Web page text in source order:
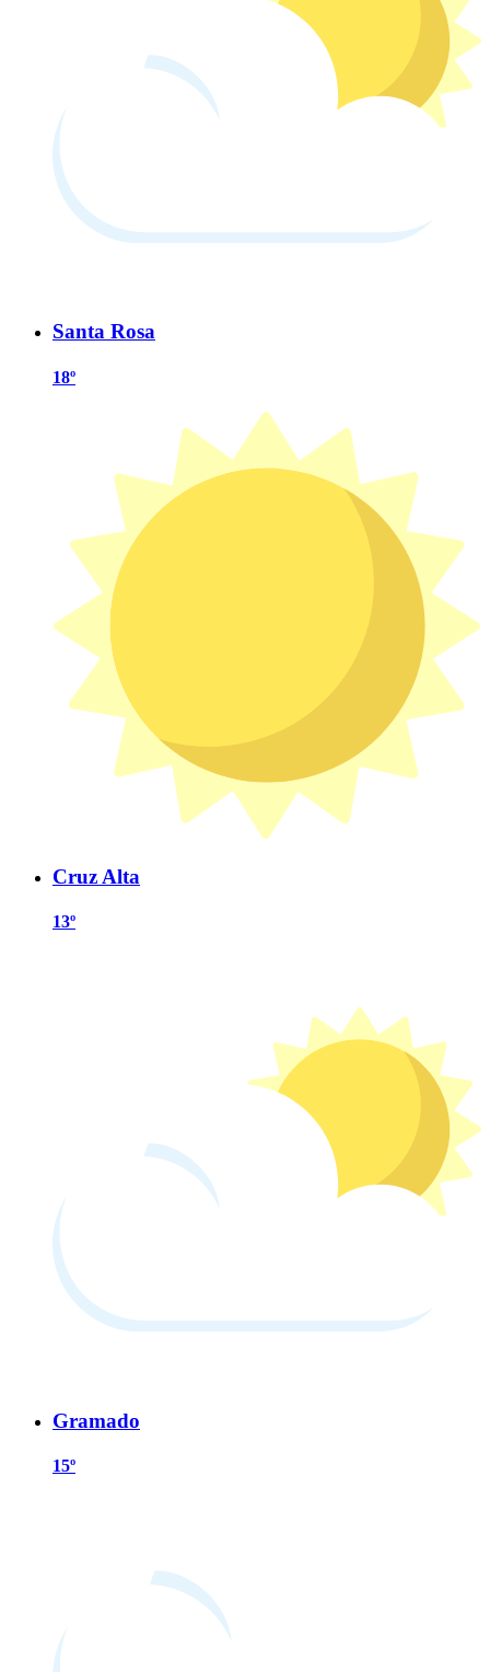
Santa Rosa
18º
Cruz Alta
13º
Gramado
15º